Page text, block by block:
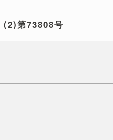
(2)第73808号